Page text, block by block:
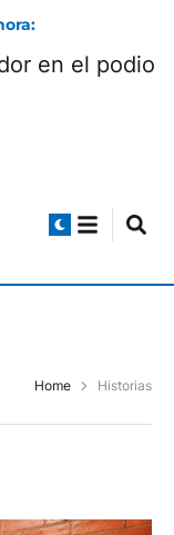
en el podio
Home Historias